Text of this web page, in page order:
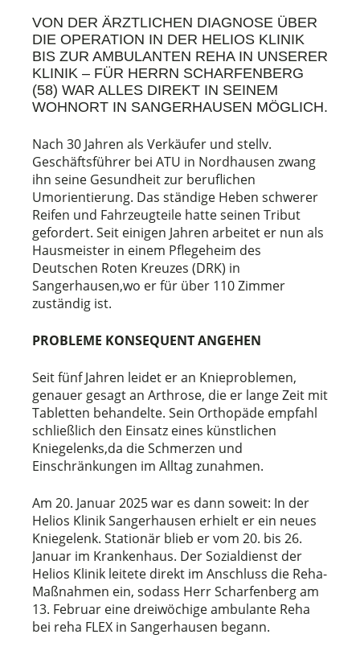
VON DER ÄRZTLICHEN DIAGNOSE ÜBER
DIE OPERATION IN DER HELIOS KLINIK
BIS ZUR AMBULANTEN REHA IN UNSERER
KLINIK – FÜR HERRN SCHARFENBERG
(58) WAR ALLES DIREKT IN SEINEM
WOHNORT IN SANGERHAUSEN MÖGLICH.
Nach 30 Jahren als Verkäufer und stellv.
Geschäftsführer bei ATU in Nordhausen zwang
ihn seine Gesundheit zur beruflichen
Umorientierung. Das ständige Heben schwerer
Reifen und Fahrzeugteile hatte seinen Tribut
gefordert. Seit einigen Jahren arbeitet er nun als
Hausmeister in einem Pflegeheim des
Deutschen Roten Kreuzes (DRK) in
Sangerhausen,wo er für über 110 Zimmer
zuständig ist.
PROBLEME KONSEQUENT ANGEHEN
Seit fünf Jahren leidet er an Knieproblemen,
genauer gesagt an Arthrose, die er lange Zeit mit
Tabletten behandelte. Sein Orthopäde empfahl
schließlich den Einsatz eines künstlichen
Kniegelenks,da die Schmerzen und
Einschränkungen im Alltag zunahmen.
Am 20. Januar 2025 war es dann soweit: In der
Helios Klinik Sangerhausen erhielt er ein neues
Kniegelenk. Stationär blieb er vom 20. bis 26.
Januar im Krankenhaus. Der Sozialdienst der
Helios Klinik leitete direkt im Anschluss die Reha-
Maßnahmen ein, sodass Herr Scharfenberg am
13. Februar eine dreiwöchige ambulante Reha
bei reha FLEX in Sangerhausen begann.